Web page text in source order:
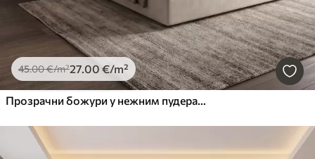
45.00€/m²27.00 €/m²
Прозрачни божури у нежним пудерасто-беж тоновима